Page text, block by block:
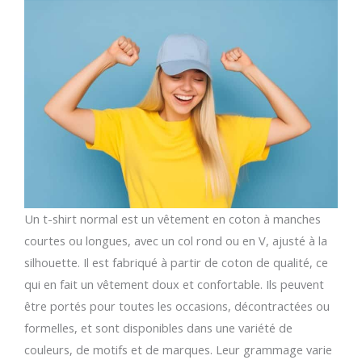
Un t-shirt normal est un vêtement en coton à manches
courtes ou longues, avec un col rond ou en V, ajusté à la
silhouette. Il est fabriqué à partir de coton de qualité, ce
qui en fait un vêtement doux et confortable. Ils peuvent
être portés pour toutes les occasions, décontractées ou
formelles, et sont disponibles dans une variété de
couleurs, de motifs et de marques. Leur grammage varie